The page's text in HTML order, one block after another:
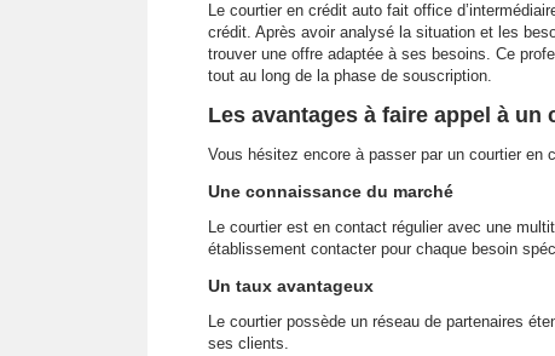
Le courtier en crédit auto fait office
crédit. Après avoir analysé la situation et les
trouver une offre adaptée à ses besoins. Ce
tout au long de la phase de souscription.
Les avantages à faire appel à
Vous hésitez encore à passer par un courtier en
Une connaissance du marché
Le courtier est en contact régulier avec une
établissement contacter pour chaque besoin
Un taux avantageux
Le courtier possède un réseau de partenaires
ses clients.